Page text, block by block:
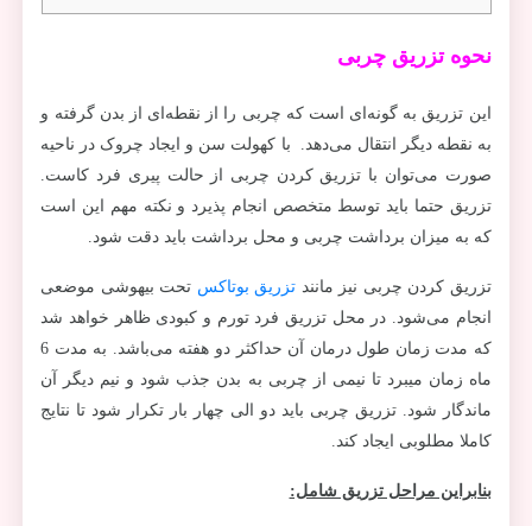
نحوه تزریق چربی
این تزریق به گونه‌ای است که چربی را از نقطه‌ای از بدن گرفته و
به نقطه دیگر انتقال می‌دهد. با کهولت سن و ایجاد چروک در ناحیه
صورت می‌توان با تزریق کردن چربی از حالت پیری فرد کاست.
تزریق حتما باید توسط متخصص انجام پذیرد و نکته مهم این است
که به میزان برداشت چربی و محل برداشت باید دقت شود.
تزریق کردن چربی نیز مانند تزریق بوتاکس تحت بیهوشی موضعی
انجام می‌شود. در محل‌ تزریق فرد تورم و کبودی ظاهر خواهد شد
که مدت زمان طول درمان آن حداکثر دو هفته می‌باشد. به مدت 6
ماه زمان میبرد تا نیمی از چربی به بدن جذب شود و نیم دیگر آن
ماندگار شود. تزریق چربی باید دو الی چهار بار تکرار شود تا نتایج
کاملا مطلوبی ایجاد کند.
بنابراین مراحل تزریق شامل: